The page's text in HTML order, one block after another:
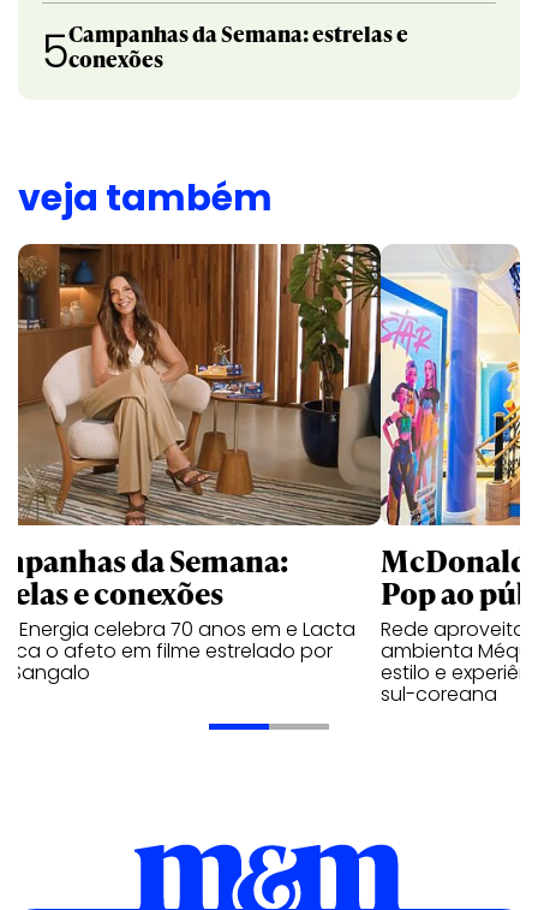
5Campanhas da Semana: estrelas e
conexões
veja também
da Semana:
e conexões
Energia celebra 70 anos em e Lacta
o afeto em filme estrelado por
Sangalo
Pop ao
Rede aproveita
ambienta Méqui
estilo e
sul-coreana